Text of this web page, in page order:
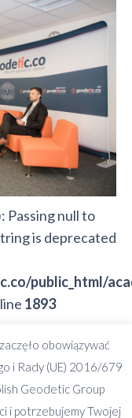
Passing null to
is deprecated
public_html/
1893
null to parameter
in
public_html/
line3501
obowiązywać
i Rady (UE) 2016/679
Geodetic Group
i potrzebujemy Twojej